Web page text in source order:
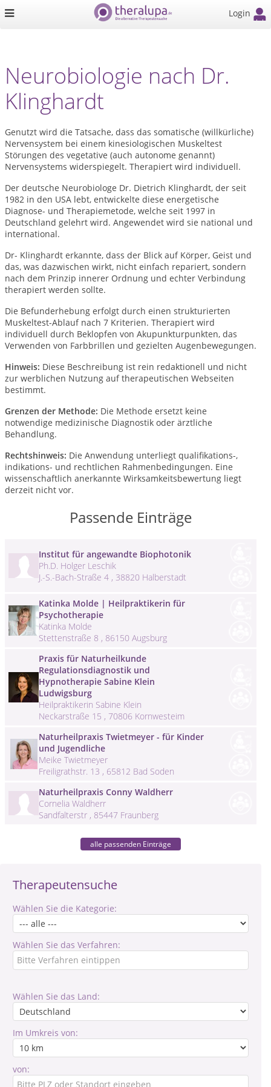
Login
Therapeutensuche
Wählen Sie die Kategorie:
Wählen Sie das Verfahren:
Wählen Sie das Land:
Im Umkreis von:
von:
Neurobiologie nach Dr.
Klinghardt
Genutzt wird die Tatsache, dass das somatische (willkürliche)
Nervensystem bei einem kinesiologischen Muskeltest
Störungen des vegetative (auch autonome genannt)
Nervensystems widerspiegelt. Therapiert wird individuell.
Der deutsche Neurobiologe Dr. Dietrich Klinghardt, der seit
1982 in den USA lebt, entwickelte diese energetische
Diagnose- und Therapiemetode, welche seit 1997 in
Deutschland gelehrt wird. Angewendet wird sie national und
international.
Dr- Klinghardt erkannte, dass der Blick auf Körper, Geist und
das, was dazwischen wirkt, nicht einfach repariert, sondern
nach dem Prinzip innerer Ordnung und echter Verbindung
therapiert werden sollte.
Die Befunderhebung erfolgt durch einen strukturierten
Muskeltest-Ablauf nach 7 Kriterien. Therapiert wird
individuell durch Beklopfen von Akupunkturpunkten, das
Verwenden von Farbbrillen und gezielten Augenbewegungen.
Hinweis: Diese Beschreibung ist rein redaktionell und nicht
zur werblichen Nutzung auf therapeutischen Webseiten
bestimmt.
Grenzen der Methode: Die Methode ersetzt keine
notwendige medizinische Diagnostik oder ärztliche
Behandlung.
Rechtshinweis: Die Anwendung unterliegt qualifikations-,
indikations- und rechtlichen Rahmenbedingungen. Eine
wissenschaftlich anerkannte Wirksamkeitsbewertung liegt
derzeit nicht vor.
Passende Einträge
Institut für angewandte Biophotonik
Ph.D. Holger Leschik
J.-S.-Bach-Straße 4 , 38820 Halberstadt
Katinka Molde | Heilpraktikerin für
Psychotherapie
Katinka Molde
Stettenstraße 8 , 86150 Augsburg
Praxis für Naturheilkunde
Regulationsdiagnostik und
Hypnotherapie Sabine Klein
Ludwigsburg
Heilpraktikerin Sabine Klein
Neckarstraße 15 , 70806 Kornwesteim
Naturheilpraxis Twietmeyer - für Kinder
und Jugendliche
Meike Twietmeyer
Freiligrathstr. 13 , 65812 Bad Soden
Naturheilpraxis Conny Waldherr
Cornelia Waldherr
Sandfalterstr , 85447 Fraunberg
alle passenden Einträge